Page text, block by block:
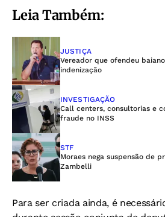
Leia Também:
JUSTIÇA
Vereador que ofendeu
indenização
INVESTIGAÇÃO
Call centers, consultorias e
fraude no INSS
STF
Moraes nega suspensão de
Zambelli
Para ser criada ainda, é